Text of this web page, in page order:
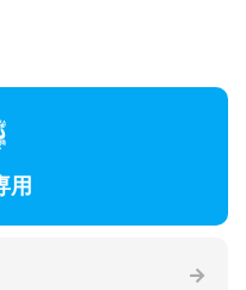
用